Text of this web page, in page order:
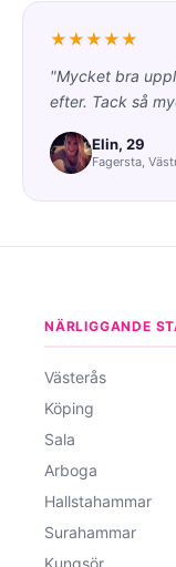
★★★★★
"Mycket bra
efter. Tack så
Elin, 29
Fagersta,
NÄRLIGGANDE
Västerås
Köping
Sala
Arboga
Hallstahammar
Surahammar
Kungsör